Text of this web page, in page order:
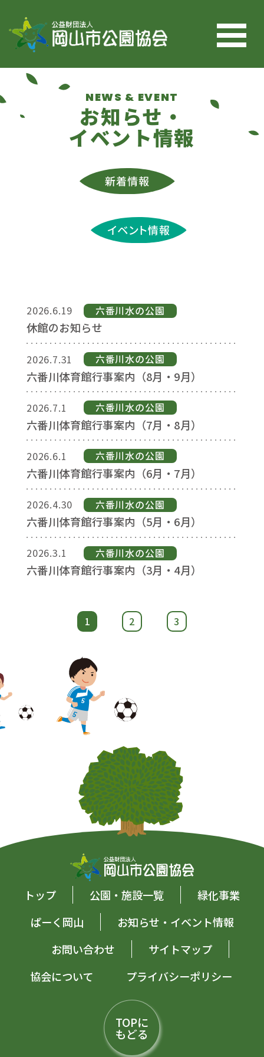
NEWS & EVENT
お知らせ・
イベント情報
2026.6.19 六番川⽔の公園
休館のお知らせ
2026.7.31 六番川⽔の公園
六番川体育館行事案内（8月・9月）
2026.7.1 六番川⽔の公園
六番川体育館行事案内（7月・8月）
2026.6.1 六番川⽔の公園
六番川体育館行事案内（6月・7月）
2026.4.30 六番川⽔の公園
六番川体育館行事案内（5月・6月）
2026.3.1 六番川⽔の公園
六番川体育館行事案内（3月・4月）
1 2 3
トップ 公園・施設一覧
緑化事業
ぱーく岡山
お知らせ・イベント情報
お問い合わせ
サイトマップ
協会について
プライバシーポリシー
TOPに
もどる